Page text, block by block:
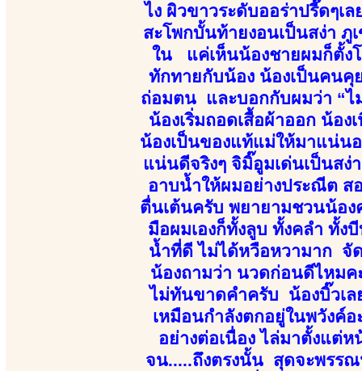
ไง ผิวขาวระดับออร่าปรี๊ดๆ
สะโพกบั้นท้ายงอนเป็นสง่า
ใน แค่เห็นน้องชายผมก็ตั้ง
ทักทายกับน้อง น้องเป็นคนคุ
ถ่อมตน และบอกกับผมว่า “ไ
น้องเริ่มถอดเสื้อผ้าออก น้อ
น้องเป็นของแท้แม่ให้มาแน่น
แน่นดีจริงๆ จิมิ๊อูมเด่นเป็นส
อาบน้ำให้ผมอย่างประณีต ส
ตื่นเต้นครับ พยายามชวนน้อง
มือผมเองก็ทั้งลูบ ทั้งคลำ ทั้
น้ำที่ดี ไม่ได้หวือหวามาก จั
น้องถามว่า นวดก่อนดีไหมค
ไม่ทันขาดคำครับ น้องบิ๊วเ
เหมือนกำลังตกอยู่ในพวังค์
อย่างต่อเนื่อง ไล่มาตั้งแต่
จน.....ถึงตรงนั้น สุดจะพรรณ